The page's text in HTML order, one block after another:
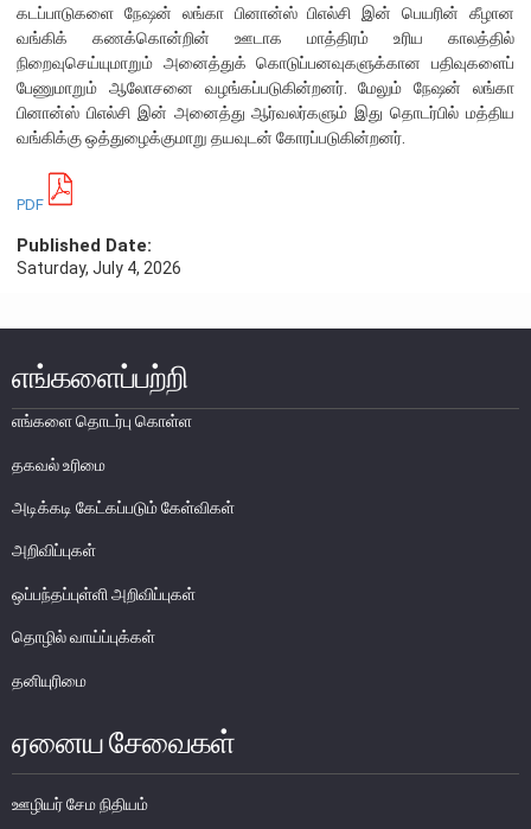
நாணயக் கொள்கை
நிதியியல் முறைமை உறுதிப்பாடு
பொதுநோக்கு
வங்கித்தொழில் துறை
வங்கியல்லா நிதியியல் மற்றும் குத்தகைக் கம்பனிகள் துறை
அதிகாரம்பெற்ற பணத்தரகர்கள் ஒழுங்குவிதிகள்
பேரண்ட முன்மதியுடைய கண்காணிப்பு
நிலைபெறத்தக்க நிதி
நிதியியல் வசதிக்குட்படுத்தல்
நிதியியல் சந்தைகள்
பொதுநோக்கு
வங்கிகளுக்கிடையிலான அழைப்புப் பணச் சந்தை
கடப்பாடுகளை நேஷன் லங்கா பினான்ஸ் பிஎல்சி இன் பெயரின் கீழான
வங்கிக் கணக்கொன்றின் ஊடாக மாத்திரம் உரிய காலத்தில்
நிறைவுசெய்யுமாறும் அனைத்துக் கொடுப்பனவுகளுக்கான பதிவுகளைப்
பேணுமாறும் ஆலோசனை வழங்கப்படுகின்றனர். மேலும் நேஷன் லங்கா
பினான்ஸ் பிஎல்சி இன் அனைத்து ஆர்வலர்களும் இது தொடர்பில் மத்திய
வங்கிக்கு ஒத்துழைக்குமாறு தயவுடன் கோரப்படுகின்றனர்.
PDF
Published Date:
Saturday, July 4, 2026
எங்களைப்பற்றி
எங்களை தொடர்பு கொள்ள
தகவல் உரிமை
அடிக்கடி கேட்கப்படும் கேள்விகள்
அறிவிப்புகள்
ஒப்பந்தப்புள்ளி அறிவிப்புகள்
தொழில் வாய்ப்புக்கள்
தனியுரிமை
ஏனைய சேவைகள்
ஊழியர் சேம நிதியம்